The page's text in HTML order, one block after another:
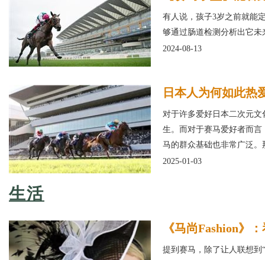
有人说，孩子3岁之前就能
够通过肠道检测分析出它未
2024-08-13
日本人为何如此热
对于许多爱好日本二次元文
生。而对于赛马爱好者而
马的群众基础也非常广泛
2025-01-03
生活
《马尚Fashion》
提到赛马，除了让人联想到